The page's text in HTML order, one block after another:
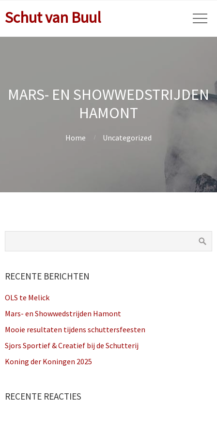
Schut van Buul
MARS- EN SHOWWEDSTRIJDEN
HAMONT
Home Uncategorized
RECENTE BERICHTEN
OLS te Melick
Mars- en Showwedstrijden Hamont
Mooie resultaten tijdens schuttersfeesten
Sjors Sportief & Creatief bij de Schutterij
Koning der Koningen 2025
RECENTE REACTIES